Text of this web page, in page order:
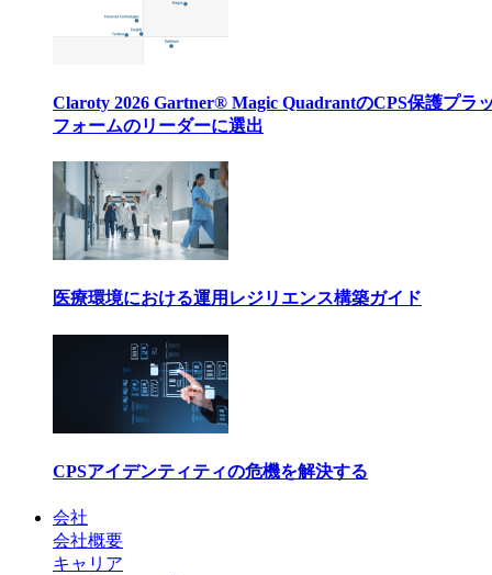
Claroty 2026 Gartner® Magic QuadrantのCPS保護プラ
フォームのリーダーに選出
医療環境における運用レジリエンス構築ガイド
CPSアイデンティティの危機を解決する
会社
会社概要
キャリア